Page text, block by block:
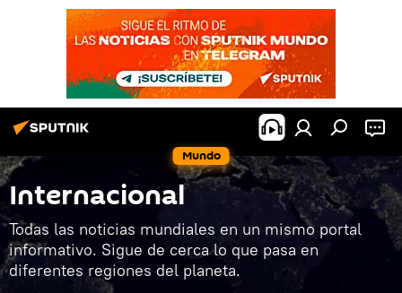
Mundo
Internacional
Todas las noticias mundiales en un mismo portal
informativo. Sigue de cerca lo que pasa en
diferentes regiones del planeta.